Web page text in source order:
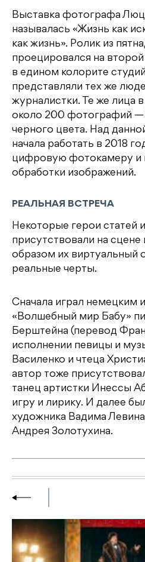
Выставка фотографа
называлась «Жизнь как
как жизнь». Ролик из
проецировался на
в едином колорите
представляли тех же
журналистки. Те же лица
около 200 фотографий —
черного цвета. Над
начала работать в 2018
цифровую фотокамеру и
обработки изображений.
РЕАЛЬНАЯ ВСТРЕЧА
Некоторые герои статей
присутствовали на сцене
образом их виртуальный
реальные черты.
Сначала играл немецким
«Волшебный мир Бабу»
Берштейна (перевод
исполнении певицы и
Василенко и чтеца
автор тоже
танец артистки Инессы
игру и лирику. И далее
художника Вадима
Андрея Золотухина.